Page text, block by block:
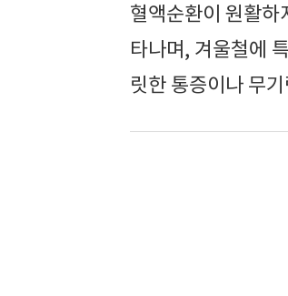
혈액순환이 원활하
타나며, 겨울철에
릿한 통증이나 무